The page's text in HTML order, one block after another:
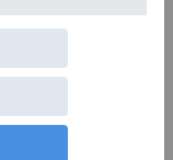
sugli invasi
garantire